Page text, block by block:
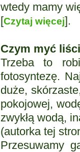
wtedy mamy
[Czytaj więcej].
Czym myć
Trzeba to
fotosyntezę.
duże,
pokojowej,
zwykłą wodą,
(autorka tej
Przesuwamy